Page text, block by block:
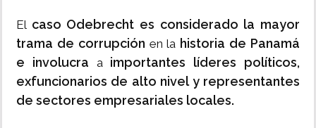
El caso Odebrecht es considerado la mayor
trama de corrupción en la historia de Panamá
e involucra a importantes líderes políticos,
exfuncionarios de alto nivel y representantes
de sectores empresariales locales.